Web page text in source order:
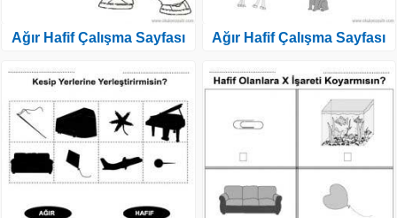
Ağır Hafif Çalışma Sayfası Ağır Hafif Çalışma Sayfası